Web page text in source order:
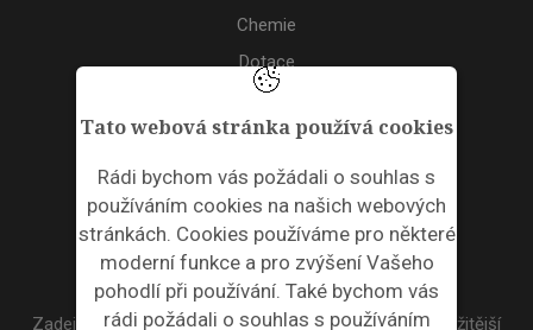
Tato webová stránka používá cookies
Rádi bychom vás požádali o souhlas s
používáním cookies na našich webových
stránkách. Cookies používáme pro některé
moderní funkce a pro zvýšení Vašeho
pohodlí při používání. Také bychom vás
rádi požádali o souhlas s používáním
Chemie
Dotace
Akce
ODPADNÍ PLASTY
NEWSLETTER
Zadejte váš email a my Vám budeme zasílat ty nejdůležitější